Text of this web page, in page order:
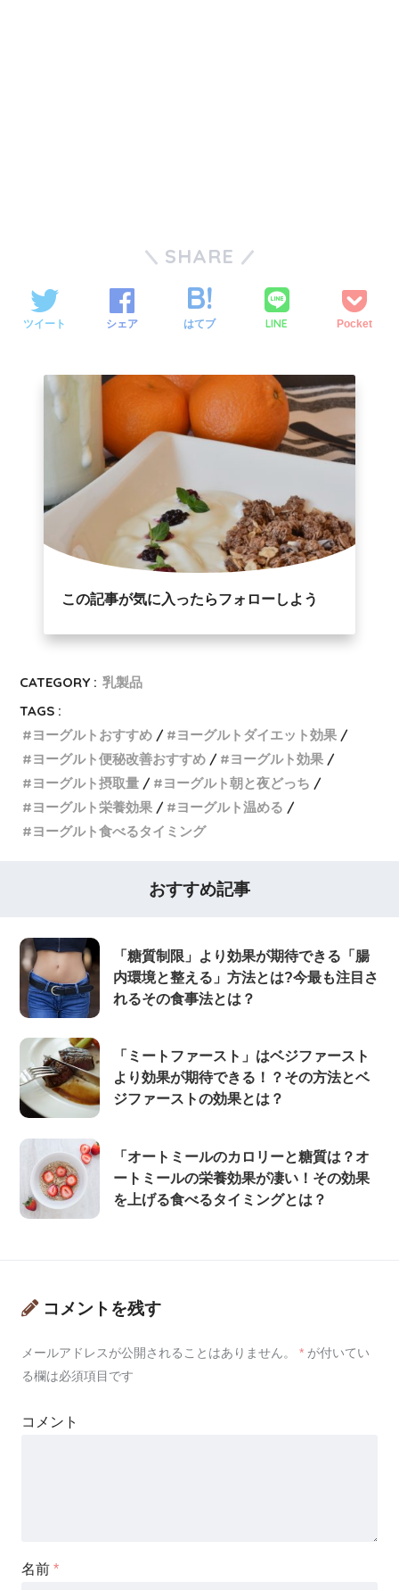
SHARE
ツイート シェア はてブ LINE Pocket
この記事が気に入ったらフォローしよう
CATEGORY : 乳製品
TAGS :
ヨーグルトおすすめ
ヨーグルトダイエット効果
ヨーグルト便秘改善おすすめ
ヨーグルト効果
ヨーグルト摂取量
ヨーグルト朝と夜どっち
ヨーグルト栄養効果
ヨーグルト温める
ヨーグルト食べるタイミング
おすすめ記事
「糖質制限」より効果が期待できる「腸
内環境と整える」方法とは?今最も注目さ
れるその食事法とは？
「ミートファースト」はベジファースト
より効果が期待できる！？その方法とベ
ジファーストの効果とは？
「オートミールのカロリーと糖質は？オ
ートミールの栄養効果が凄い！その効果
を上げる食べるタイミングとは？
コメントを残す
メールアドレスが公開されることはありません。 * が付いてい
る欄は必須項目です
コメント
名前 *